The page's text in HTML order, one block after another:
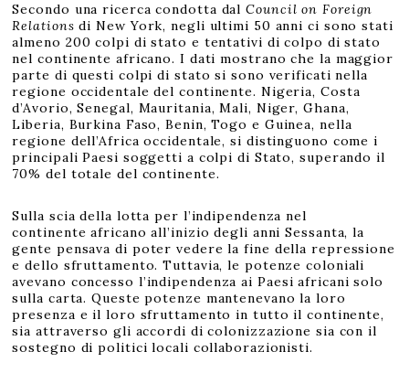
Secondo una ricerca condotta dalCouncil on Foreign
Relations di New York, negli ultimi 50 anni ci sono stati
almeno 200 colpi di stato e tentativi di colpo di stato
nel continente africano. I dati mostrano che la maggior
parte di questi colpi di stato si sono verificati nella
regione occidentale del continente. Nigeria, Costa
d’Avorio, Senegal, Mauritania, Mali, Niger, Ghana,
Liberia, Burkina Faso, Benin, Togo e Guinea, nella
regione dell’Africa occidentale, si distinguono come i
principali Paesi soggetti a colpi di Stato, superando il
70% del totale del continente.
Sulla scia della lotta per l’indipendenza nel
continente africano all’inizio degli anni Sessanta, la
gente pensava di poter vedere la fine della repressione
e dello sfruttamento. Tuttavia, le potenze coloniali
avevano concesso l’indipendenza ai Paesi africani solo
sulla carta. Queste potenze mantenevano la loro
presenza e il loro sfruttamento in tutto il continente,
sia attraverso gli accordi di colonizzazione sia con il
sostegno di politici locali collaborazionisti.